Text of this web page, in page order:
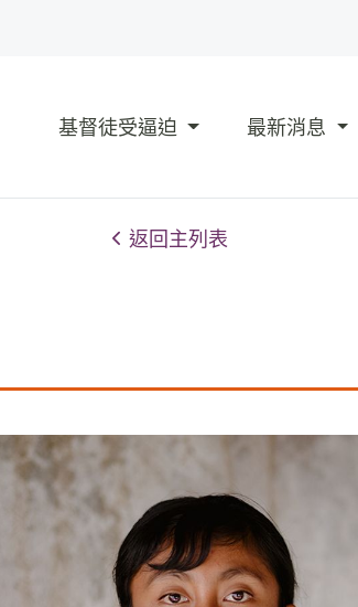
基督徒受逼迫 最新消息
返回主列表